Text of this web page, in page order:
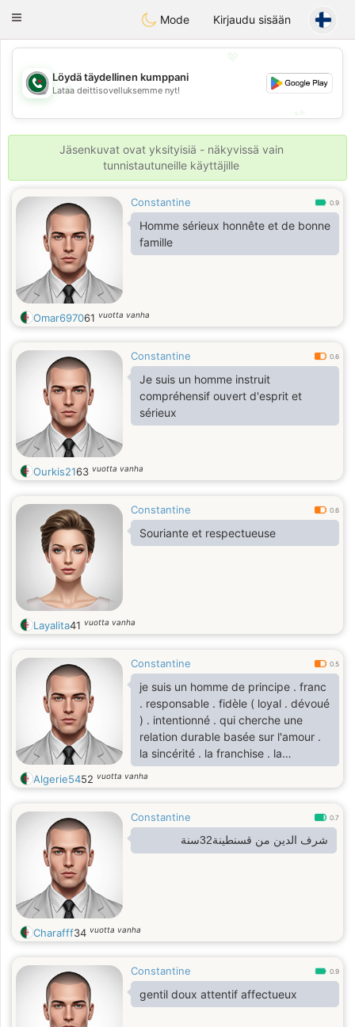
Weshrak
Toggle
Mode Kirjaudu sisään
💖
💕
Löydä täydellinen kumppani
Lataa deittisovelluksemme nyt!
Jäsenkuvat ovat yksityisiä - näkyvissä vain
tunnistautuneille käyttäjille
Constantine 0.9
Homme sérieux honnête et de bonne
famille
Omar697061 vuotta vanha
Constantine 0.6
Je suis un homme instruit
compréhensif ouvert d'esprit et
sérieux
Ourkis2163 vuotta vanha
Constantine 0.6
Souriante et respectueuse
Layalita41 vuotta vanha
Constantine 0.5
je suis un homme de principe . franc
. responsable . fidèle ( loyal . dévoué
) . intentionné . qui cherche une
relation durable basée sur l'amour .
la sincérité . la franchise . la
confiance . et la responsabilité
Algerie5452 vuotta vanha
Constantine 0.7
شرف الدين من قسنطينة32سنة
Charafff34 vuotta vanha
Constantine 0.9
gentil doux attentif affectueux